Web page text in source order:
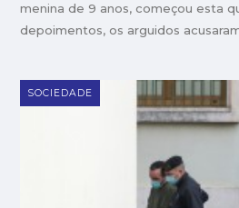
menina de 9 anos, começou esta
depoimentos, os arguidos
SOCIEDADE